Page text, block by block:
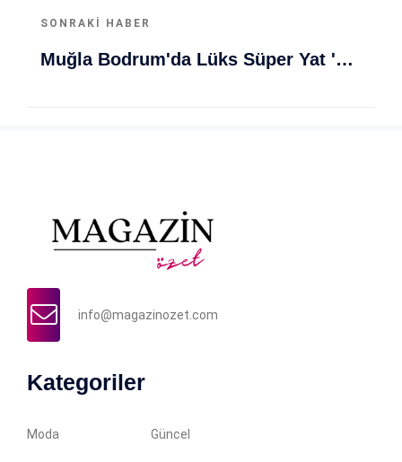
SONRAKI HABER
Muğla Bodrum'da Lüks Süper Yat 'Golden Odyssey' Demirledi
info@magazinozet.com
Kategoriler
Moda Güncel